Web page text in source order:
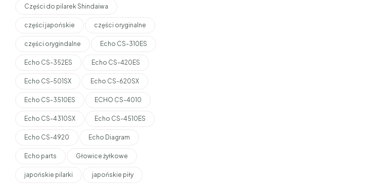
Części do pilarek Shindaiwa
części japońskie części oryginalne
części orygindalne Echo CS-310ES
Echo CS-352ES Echo CS-420ES
Echo CS-501SX Echo CS-620SX
Echo CS-3510ES ECHO CS-4010
Echo CS-4310SX Echo CS-4510ES
Echo CS-4920 Echo Diagram
Echo parts Głowice żyłkowe
japońskie pilarki japońskie piły